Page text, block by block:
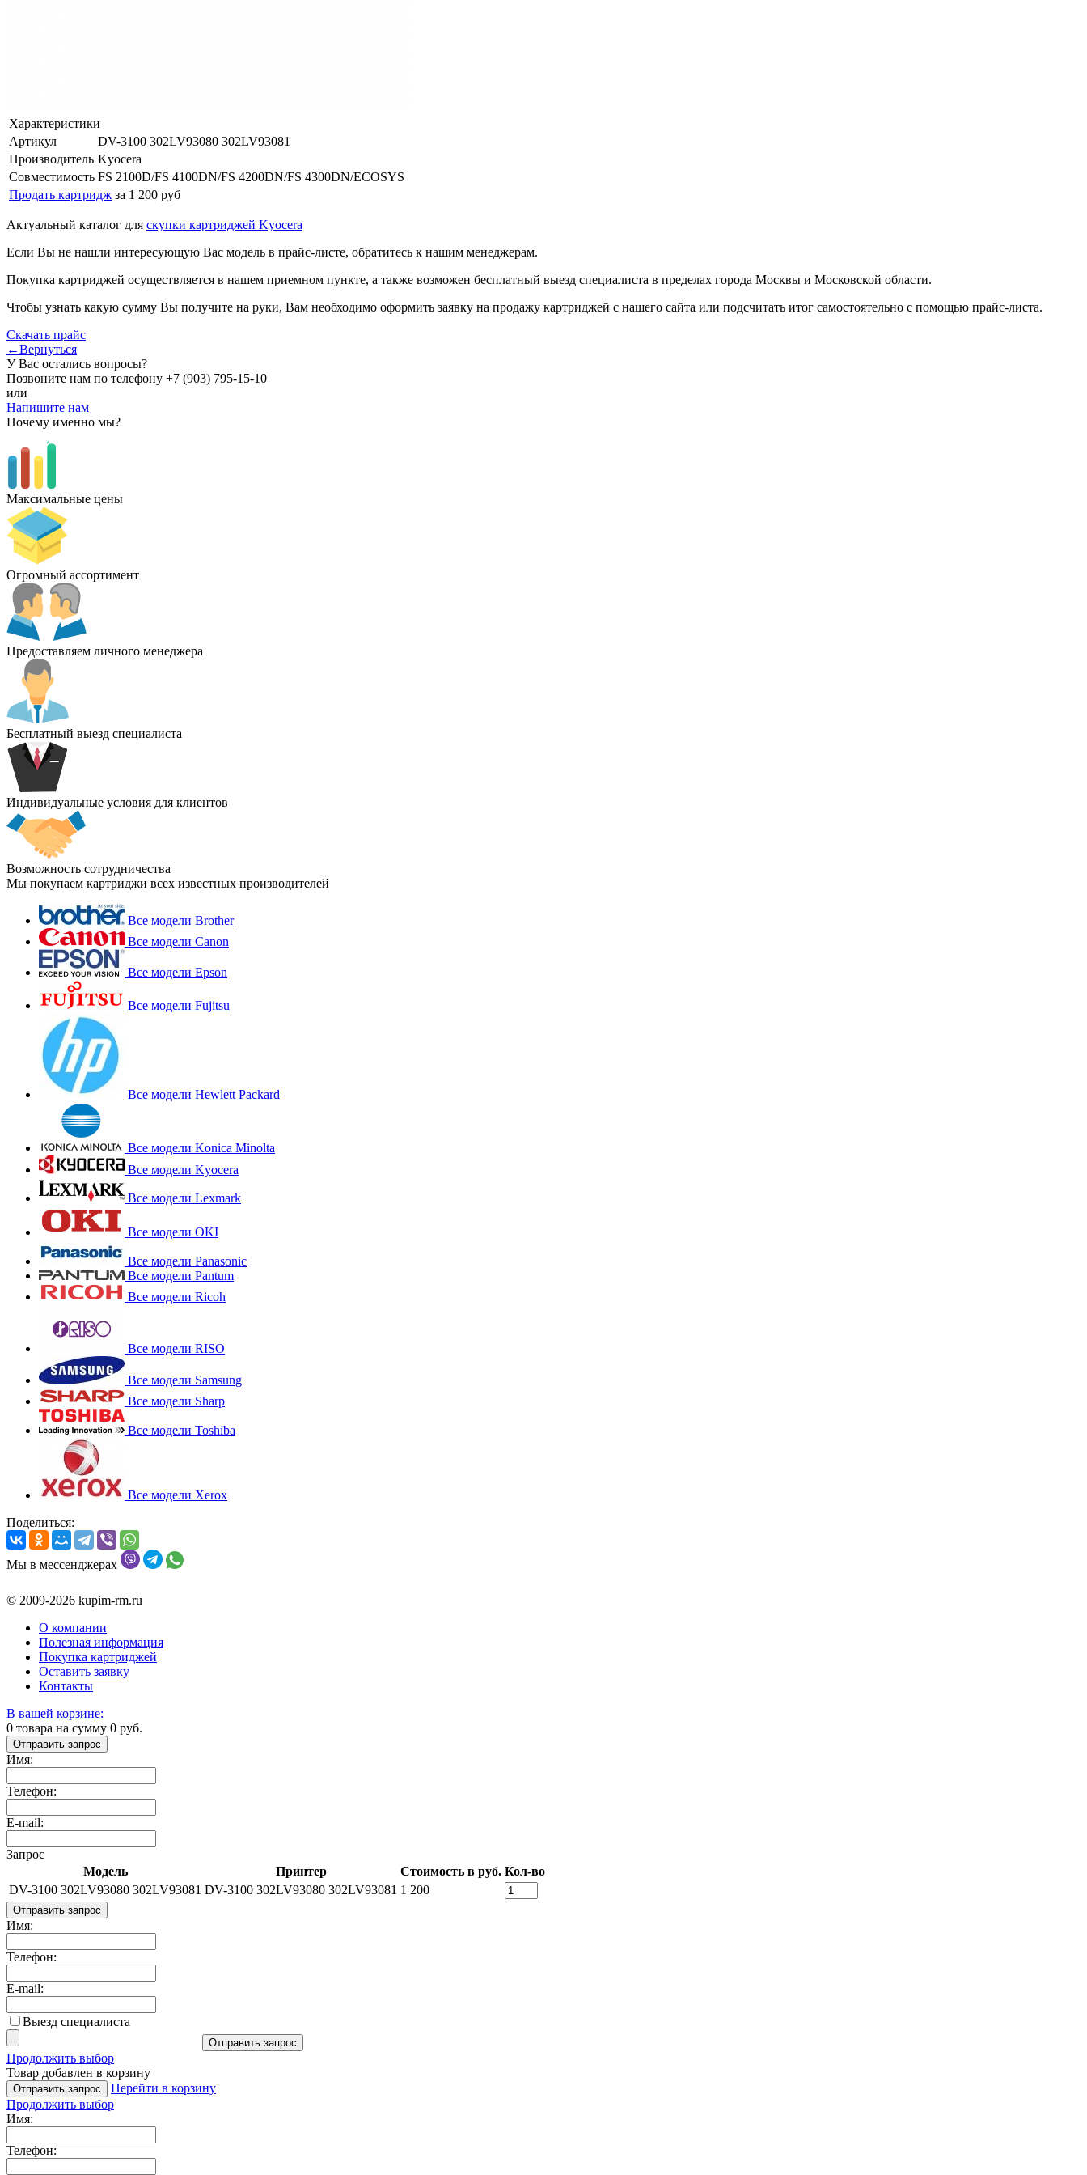
Характеристики
Артикул
DV-3100 302LV93080 302LV93081
Производитель Kyocera
Совместимость FS 2100D/FS 4100DN/FS 4200DN/FS 4300DN/ECOSYS
Продать картридж за 1 200 руб
Актуальный каталог для скупки картриджей Kyocera
Если Вы не нашли интересующую Вас модель в прайс-листе, обратитесь к нашим менеджерам.
Покупка картриджей осуществляется в нашем приемном пункте, а также возможен бесплатный выезд специалиста в пределах города Москвы и Московской области.
Чтобы узнать какую сумму Вы получите на руки, Вам необходимо оформить заявку на продажу картриджей с нашего сайта или подсчитать итог самостоятельно с помощью прайс-листа.
Скачать прайс
←Вернуться
У Вас остались вопросы?
Позвоните нам по телефону +7 (903) 795-15-10
или
Напишите нам
Почему именно мы?
Максимальные цены
Огромный ассортимент
Предоставляем личного менеджера
Бесплатный выезд специалиста
Индивидуальные условия для клиентов
Возможность сотрудничества
Мы покупаем картриджи всех известных производителей
Все модели Brother
Все модели Canon
Все модели Epson
Все модели Fujitsu
Все модели Hewlett Packard
Все модели Konica Minolta
Все модели Kyocera
Все модели Lexmark
Все модели OKI
Все модели Panasonic
Все модели Pantum
Все модели Ricoh
Все модели RISO
Все модели Samsung
Все модели Sharp
Все модели Toshiba
Все модели Xerox
Поделиться:
Мы в мессенджерах
© 2009-2026 kupim-rm.ru
О компании
Полезная информация
Покупка картриджей
Оставить заявку
Контакты
В вашей корзине:
0 товара на сумму 0 руб.
Отправить запрос
Имя:
Телефон:
E-mail:
Запрос
Модель
Принтер Стоимость в руб. Кол-во
DV-3100 302LV93080 302LV93081 DV-3100 302LV93080 302LV93081 1 200
Отправить запрос
Имя:
Телефон:
E-mail:
Выезд специалиста
Отправить запрос
Продолжить выбор
Товар добавлен в корзину
Отправить запрос
Перейти в корзину
Продолжить выбор
Имя:
Телефон: